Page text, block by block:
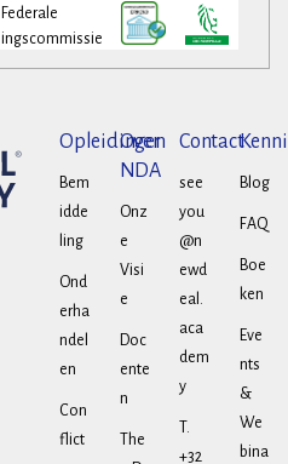
Opleidingen
Bem
idde
ling
Ond
erha
ndel
en
Con
flict
Over
NDA
Onz
e
Visi
e
Doc
ente
n
The
Contact
see
you
@n
ewd
eal.
aca
dem
y
T.
+32
Blog
FAQ
Boe
ken
Eve
nts
&
We
bina